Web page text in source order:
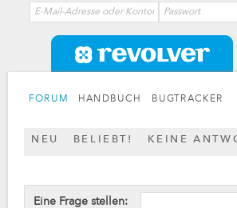
FORUM HANDBUCH BUGTRACKER
NEU BELIEBT! KEINE
Eine Frage stellen: